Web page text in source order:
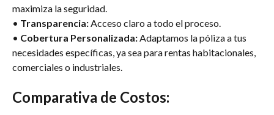
maximiza la seguridad.
• Transparencia: Acceso claro a todo el proceso.
• Cobertura Personalizada: Adaptamos la póliza a tus
necesidades específicas, ya sea para rentas habitacionales,
comerciales o industriales.
Comparativa de Costos: